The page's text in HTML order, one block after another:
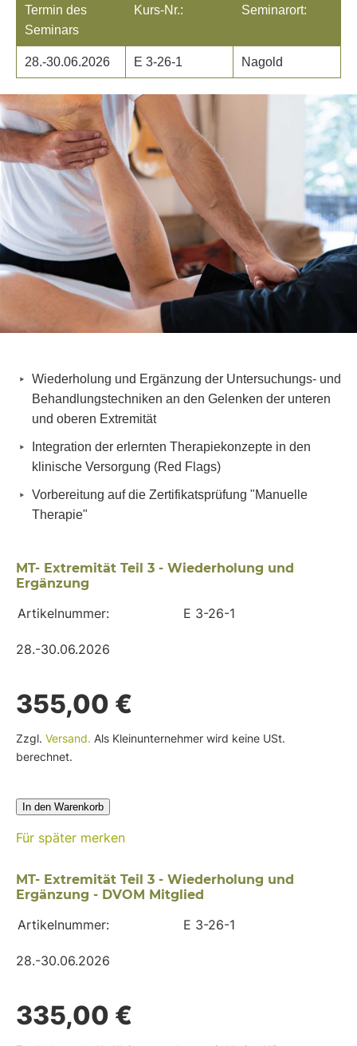
Termin des
Seminars
Kurs-Nr.: Seminarort:
28.-30.06.2026 E 3-26-1 Nagold
Wiederholung und Ergänzung der Untersuchungs- und
Behandlungstechniken an den Gelenken der unteren
und oberen Extremität
Integration der erlernten Therapiekonzepte in den
klinische Versorgung (Red Flags)
Vorbereitung auf die Zertifikatsprüfung "Manuelle
Therapie"
MT- Extremität Teil 3 - Wiederholung und
Ergänzung
Artikelnummer: E 3-26-1
28.-30.06.2026
355,00 €
Zzgl. Versand. Als Kleinunternehmer wird keine USt.
berechnet.
In den Warenkorb
Für später merken
MT- Extremität Teil 3 - Wiederholung und
Ergänzung - DVOM Mitglied
Artikelnummer: E 3-26-1
28.-30.06.2026
335,00 €